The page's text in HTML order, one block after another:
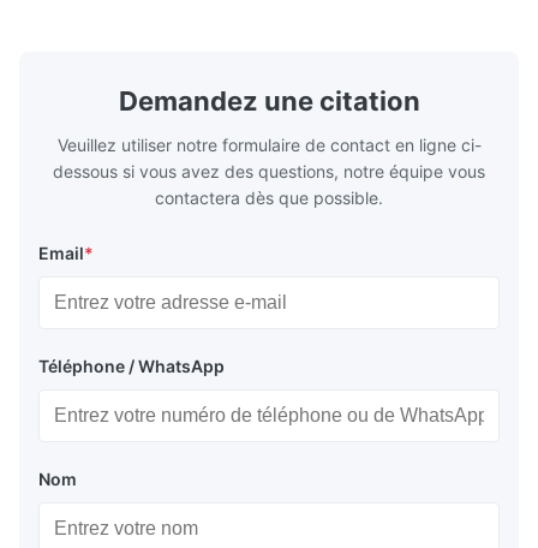
Demandez une citation
Veuillez utiliser notre formulaire de contact en ligne ci-
dessous si vous avez des questions, notre équipe vous
contactera dès que possible.
Email*
Téléphone / WhatsApp
Nom